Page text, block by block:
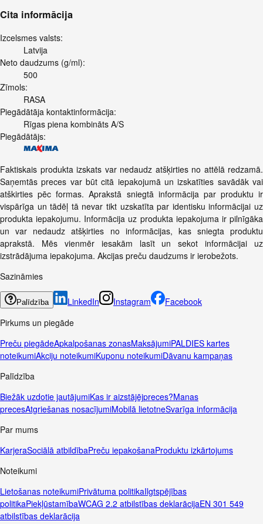
Cita informācija
Izcelsmes valsts:
Latvija
Neto daudzums (g/ml):
500
Zīmols:
RASA
Piegādātāja kontaktinformācija:
Rīgas piena kombināts A/S
Piegādātājs:
Faktiskais produkta izskats var nedaudz atšķirties no attēlā redzamā.
Saņemtās preces var būt citā iepakojumā un izskatīties savādāk vai
atškirties pēc formas. Aprakstā sniegtā informācija par produktu ir
vispārīga un tādēļ tā nevar tikt uzskatīta par identisku informācijai uz
produkta iepakojumu. Informācija uz produkta iepakojuma ir pilnīgāka
un var nedaudz atšķirties no informācijas, kas sniegta produktu
aprakstā. Mēs vienmēr iesakām lasīt un sekot informācijai uz
izstrādājuma iepakojuma. Akcijas preču daudzums ir ierobežots.
Sazināmies
Palīdzība LinkedIn Instagram
Facebook
Pirkums un piegāde
Preču piegādeApkalpošanas zonasMaksājumiPALDIES kartes
noteikumiAkciju noteikumiKuponu noteikumiDāvanu kampaņas
Palīdzība
Biežāk uzdotie jautājumiKas ir aizstājējpreces?Manas
precesAtgriešanas nosacījumiMobilā lietotneSvarīga informācija
Par mums
KarjeraSociālā atbildībaPreču iepakošanaProduktu izkārtojums
Noteikumi
Lietošanas noteikumiPrivātuma politikaIlgtspējības
politikaPiekļūstamībaWCAG 2.2 atbilstības deklarācijaEN 301 549
atbilstības deklarācija